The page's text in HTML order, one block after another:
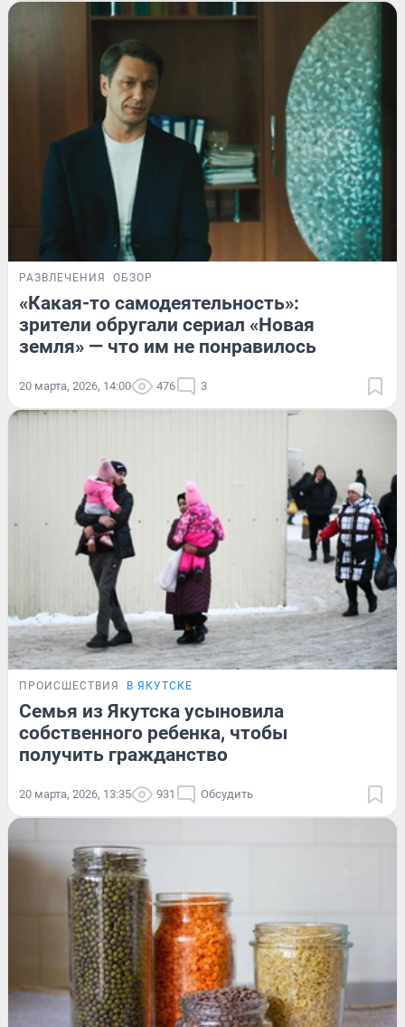
РАЗВЛЕЧЕНИЯ ОБЗОР
«Какая-то самодеятельность»:
зрители обругали сериал «Новая
земля» — что им не понравилось
20 марта, 2026, 14:00 476 3
ПРОИСШЕСТВИЯ В ЯКУТСКЕ
Семья из Якутска усыновила
собственного ребенка, чтобы
получить гражданство
20 марта, 2026, 13:35 931 Обсудить